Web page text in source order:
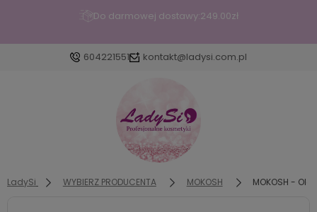
Do darmowej dostawy:249.00zł
604221551 kontakt@ladysi.com.pl
Zaloguj się
Załóż konto
LadySi WYBIERZ PRODUCENTA MOKOSH MOKOSH -